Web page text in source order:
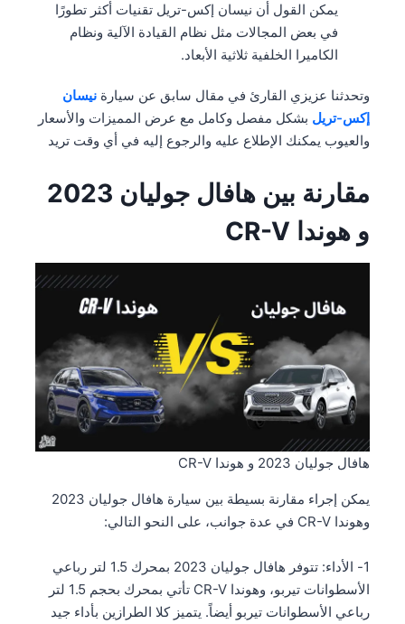
يمكن القول أن نيسان إكس-تريل تقنيات أكثر تطورًا
في بعض المجالات مثل نظام القيادة الآلية ونظام
الكاميرا الخلفية ثلاثية الأبعاد.
وتحدثنا عزيزي القارئ في مقال سابق عن سيارة نيسان
إكس-تريل بشكل مفصل وكامل مع عرض المميزات والأسعار
والعيوب يمكنك الإطلاع عليه والرجوع إليه في أي وقت تريد
مقارنة بين هافال جوليان 2023
و هوندا CR-V
هافال جوليان 2023 و هوندا CR-V
يمكن إجراء مقارنة بسيطة بين سيارة هافال جوليان 2023
وهوندا CR-V في عدة جوانب، على النحو التالي:
1- الأداء: تتوفر هافال جوليان 2023 بمحرك 1.5 لتر رباعي
الأسطوانات تيربو، وهوندا CR-V تأتي بمحرك بحجم 1.5 لتر
رباعي الأسطوانات تيربو أيضاً. يتميز كلا الطرازين بأداء جيد